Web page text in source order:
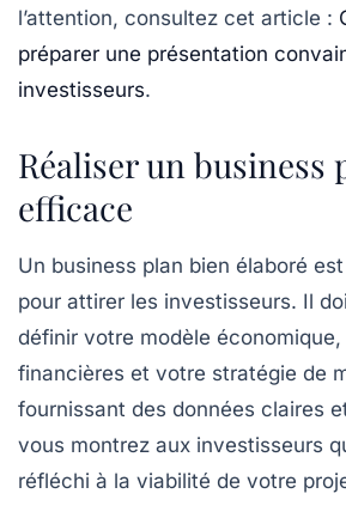
l’attention, consultez cet article :
préparer une présentation
investisseurs.
Réaliser un business
efficace
Un business plan bien élaboré
pour attirer les investisseurs. Il
définir votre modèle
financières et votre stratégie de
fournissant des données claires
vous montrez aux investisseurs
réfléchi à la viabilité de votre